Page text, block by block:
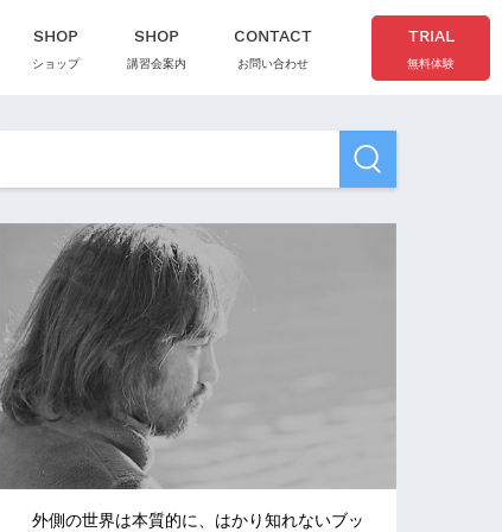
SHOP
ショップ
SHOP
講習会案内
CONTACT
お問い合わせ
TRIAL
無料体験
外側の世界は本質的に、はかり知れないブッ